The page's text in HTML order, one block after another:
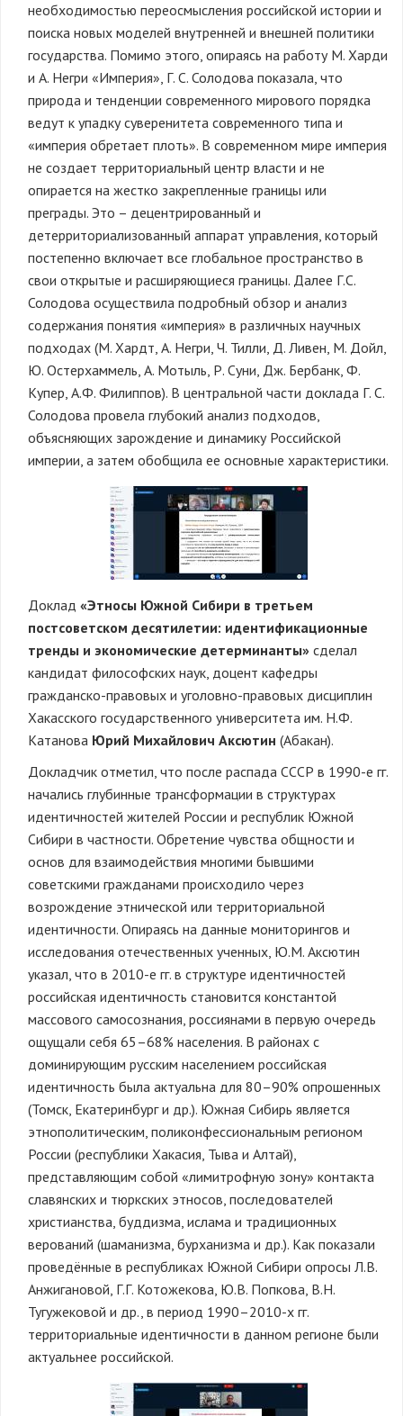
необходимостью переосмысления российской истории и
поиска новых моделей внутренней и внешней политики
государства. Помимо этого, опираясь на работу М. Харди
и А. Негри «Империя», Г. С. Солодова показала, что
природа и тенденции современного мирового порядка
ведут к упадку суверенитета современного типа и
«империя обретает плоть». В современном мире империя
не создает территориальный центр власти и не
опирается на жестко закрепленные границы или
преграды. Это – децентрированный и
детерриториализованный аппарат управления, который
постепенно включает все глобальное пространство в
свои открытые и расширяющиеся границы. Далее Г.С.
Солодова осуществила подробный обзор и анализ
содержания понятия «империя» в различных научных
подходах (М. Хардт, А. Негри, Ч. Тилли, Д. Ливен, М. Дойл,
Ю. Остерхаммель, А. Мотыль, Р. Суни, Дж. Бербанк, Ф.
Купер, А.Ф. Филиппов). В центральной части доклада Г. С.
Солодова провела глубокий анализ подходов,
объясняющих зарождение и динамику Российской
империи, а затем обобщила ее основные характеристики.
Доклад «Этносы Южной Сибири в третьем
постсоветском десятилетии: идентификационные
тренды и экономические детерминанты» сделал
кандидат философских наук, доцент кафедры
гражданско-правовых и уголовно-правовых дисциплин
Хакасского государственного университета им. Н.Ф.
Катанова Юрий Михайлович Аксютин (Абакан).
Докладчик отметил, что после распада СССР в 1990-е гг.
начались глубинные трансформации в структурах
идентичностей жителей России и республик Южной
Сибири в частности. Обретение чувства общности и
основ для взаимодействия многими бывшими
советскими гражданами происходило через
возрождение этнической или территориальной
идентичности. Опираясь на данные мониторингов и
исследования отечественных ученных, Ю.М. Аксютин
указал, что в 2010-е гг. в структуре идентичностей
российская идентичность становится константой
массового самосознания, россиянами в первую очередь
ощущали себя 65–68% населения. В районах с
доминирующим русским населением российская
идентичность была актуальна для 80–90% опрошенных
(Томск, Екатеринбург и др.). Южная Сибирь является
этнополитическим, поликонфессиональным регионом
России (республики Хакасия, Тыва и Алтай),
представляющим собой «лимитрофную зону» контакта
славянских и тюркских этносов, последователей
христианства, буддизма, ислама и традиционных
верований (шаманизма, бурханизма и др.). Как показали
проведённые в республиках Южной Сибири опросы Л.В.
Анжигановой, Г.Г. Котожекова, Ю.В. Попкова, В.Н.
Тугужековой и др., в период 1990–2010-х гг.
территориальные идентичности в данном регионе были
актуальнее российской.